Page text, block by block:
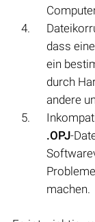
dass eine
ein
durch
andere
.OPJ-
machen.